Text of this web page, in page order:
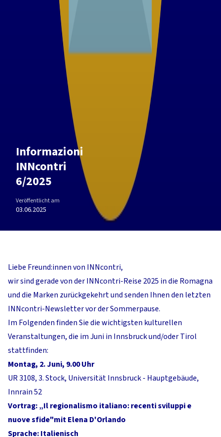
Informazioni
INNcontri
6/2025
Veröffentlicht am
03.06.2025
Liebe Freund:innen von INNcontri,
wir sind gerade von der INNcontri-Reise 2025 in die Romagna
und die Marken zurückgekehrt und senden Ihnen den letzten
INNcontri-Newsletter vor der Sommerpause.
Im Folgenden finden Sie die wichtigsten kulturellen
Veranstaltungen, die im Juni in Innsbruck und/oder Tirol
stattfinden:
Montag, 2. Juni, 9.00 Uhr
UR 3108, 3. Stock, Universität Innsbruck - Hauptgebäude,
Innrain 52
Vortrag: „Il regionalismo italiano: recenti sviluppi e
nuove sfide"mit Elena D'Orlando
Sprache: Italienisch